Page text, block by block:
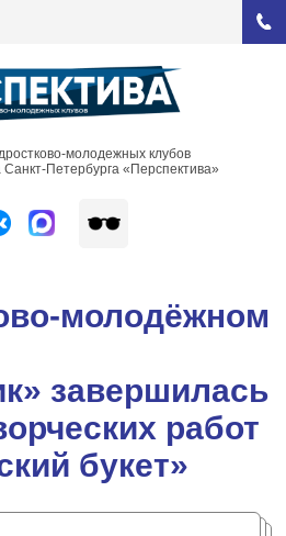
молодежных клубов
Петербурга «Перспектива»
молодёжном
завершилась
работ
букет»